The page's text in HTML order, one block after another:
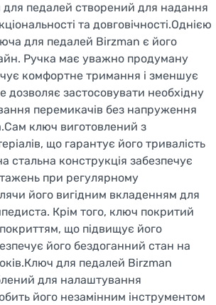
педалей створений для надання
та довговічності.Однією
для педалей Birzman є його
Ручка має уважно продуману
комфортне тримання і зменшує
дозволяє застосовувати необхідну
перемикачів без напруження
ключ виготовлений з
що гарантує його тривалість
стальна конструкція забезпечує
при регулярному
його вигідним вкладенням для
Крім того, ключ покритий
що підвищує його
його бездоганний стан на
для педалей Birzman
для налаштування
його незамінним інструментом
Welcome!
switch to the Dutch version of the
on the Ukrainian version?
TO FACEBIKE.NL